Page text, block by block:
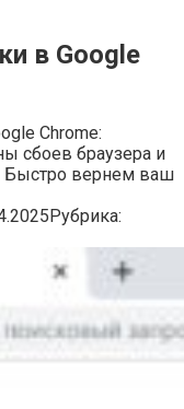
в Google
Chrome:
сбоев браузера и
Быстро вернем ваш
Рубрика: